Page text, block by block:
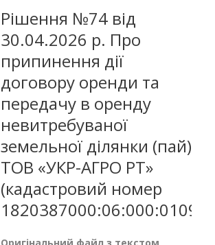
Рішення №74 від
30.04.2026 р. Про
припинення дії
договору оренди та
передачу в оренду
невитребуваної
земельної ділянки (пай)
ТОВ «УКР-АГРО РТ»
(кадастровий номер
1820387000:06:000:0109).